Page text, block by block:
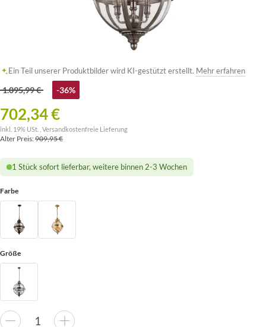
Ein Teil unserer Produktbilder wird KI-gestützt erstellt. Mehr erfahren
1.095,99 € -36%
702,34 €
inkl. 19% USt. , Versandkostenfreie Lieferung
Alter Preis:909,95 €
1 Stück sofort lieferbar, weitere binnen 2-3 Wochen
Farbe
Größe